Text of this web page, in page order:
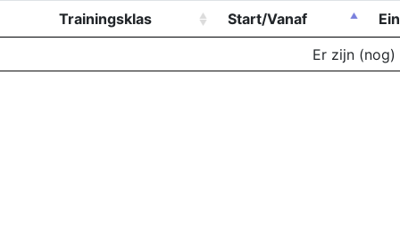
Trainingsklas Start/Vanaf
Er zijn